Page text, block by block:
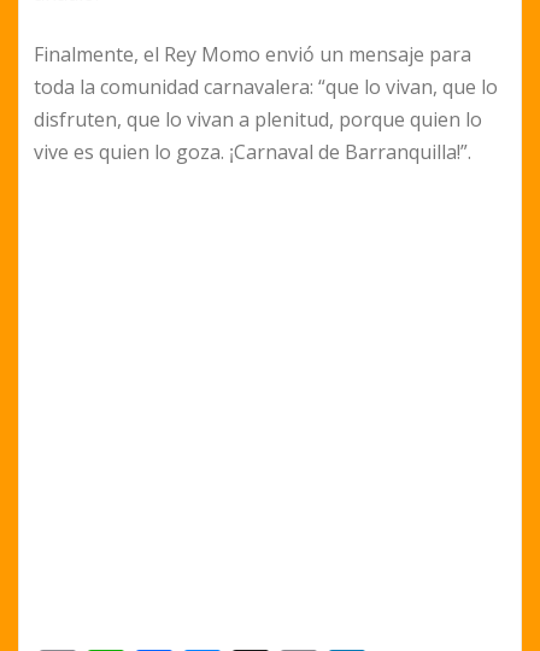
Finalmente, el Rey Momo envió un mensaje para
toda la comunidad carnavalera: “que lo vivan, que lo
disfruten, que lo vivan a plenitud, porque quien lo
vive es quien lo goza. ¡Carnaval de Barranquilla!”.